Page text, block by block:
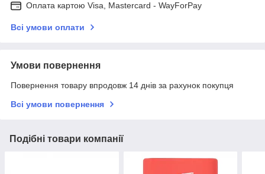
Оплата картою Visa, Mastercard - WayForPay
Всі умови оплати
Умови повернення
Повернення товару впродовж 14 днів за рахунок покупця
Всі умови повернення
Подібні товари компанії